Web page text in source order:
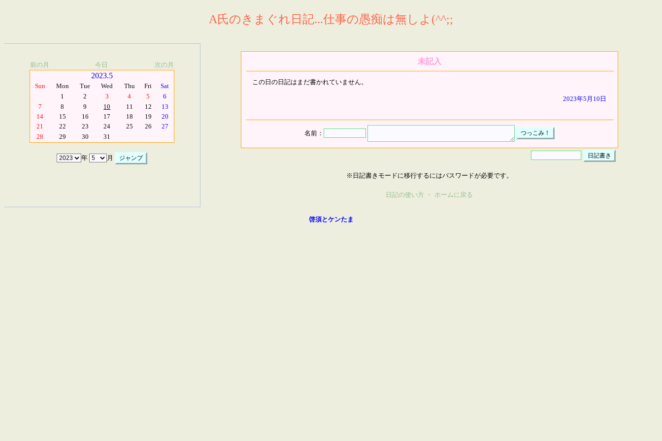
A氏のきまぐれ日記...仕事の愚痴は無しよ(^^;;
前の月 今日 次の月
2023.5
Sun Mon Tue Wed Thu Fri
Sat
1
2 3 4 5
6
7
8 9 10 11 12
13
14
15 16 17 18 19
20
21
22 23 24 25 26
27
28
29 30 31
年 月
未記入
この日の日記はまだ書かれていません。
2023年5月10日
名前：
※日記書きモードに移行するにはパスワードが必要です。
日記の使い方 ・ ホームに戻る
啓須とケンたま